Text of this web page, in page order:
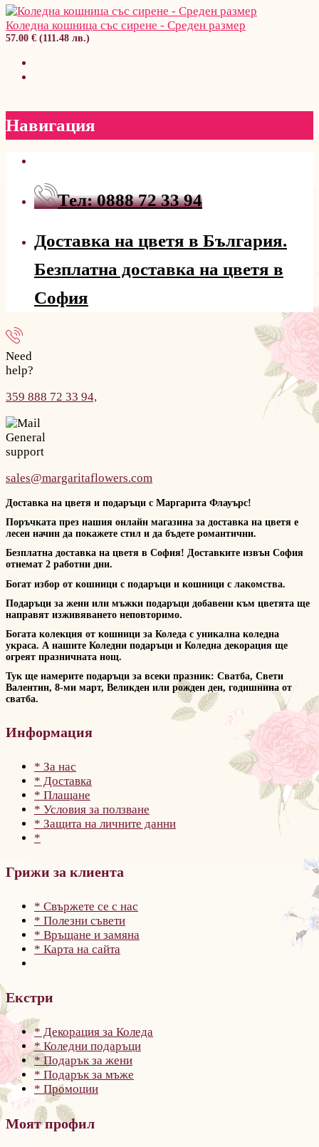
Коледна кошница със сирене - Среден размер
57.00 € (111.48 лв.)
Навигация
Тел: 0888 72 33 94
Доставка на цветя в България.
Безплатна доставка на цветя в
София
Need
help?
359 888 72 33 94,
General
support
sales@margaritaflowers.com
Доставка на цветя и подаръци с Маргарита Флауърс!
Поръчката през нашия онлайн магазина за доставка на цветя е
лесен начин да покажете стил и да бъдете романтични.
Безплатна доставка на цветя в София! Доставките извън София
отнемат 2 работни дни.
Богат избор от кошници с подаръци и кошници с лакомства.
Подаръци за жени или мъжки подаръци добавени към цветята ще
направят изживяването неповторимо.
Богата колекция от кошници за Коледа с уникална коледна
украса. А нашите Коледни подаръци и Коледна декорация ще
огреят празничната нощ.
Тук ще намерите подаръци за всеки празник: Сватба, Свети
Валентин, 8-ми март, Великден или рожден ден, годишнина от
сватба.
Информация
* За нас
* Доставка
* Плащане
* Условия за ползване
* Защита на личните данни
*
Грижи за клиента
* Свържете се с нас
* Полезни съвети
* Връщане и замяна
* Карта на сайта
Екстри
* Декорация за Коледа
* Коледни подаръци
* Подарък за жени
* Подарък за мъже
* Промоции
Моят профил